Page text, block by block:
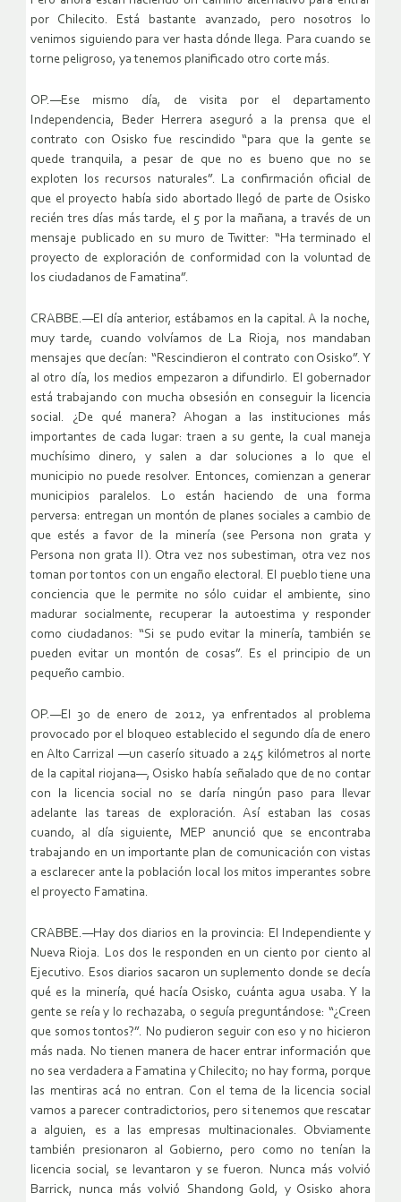
por Chilecito. Está bastante avanzado, pero nosotros lo
venimos siguiendo para ver hasta dónde llega. Para cuando se
torne peligroso, ya tenemos planificado otro corte más.
OP.—Ese mismo día, de visita por el departamento
Independencia, Beder Herrera aseguró a la prensa que el
contrato con Osisko fue rescindido “para que la gente se
quede tranquila, a pesar de que no es bueno que no se
exploten los recursos naturales”. La confirmación oficial de
que el proyecto había sido abortado llegó de parte de Osisko
recién tres días más tarde, el 5 por la mañana, a través de un
mensaje publicado en su muro de Twitter: “Ha terminado el
proyecto de exploración de conformidad con la voluntad de
los ciudadanos de Famatina”.
CRABBE.—El día anterior, estábamos en la capital. A la noche,
muy tarde, cuando volvíamos de La Rioja, nos mandaban
mensajes que decían: “Rescindieron el contrato con Osisko”. Y
al otro día, los medios empezaron a difundirlo. El gobernador
está trabajando con mucha obsesión en conseguir la licencia
social. ¿De qué manera? Ahogan a las instituciones más
importantes de cada lugar: traen a su gente, la cual maneja
muchísimo dinero, y salen a dar soluciones a lo que el
municipio no puede resolver. Entonces, comienzan a generar
municipios paralelos. Lo están haciendo de una forma
perversa: entregan un montón de planes sociales a cambio de
que estés a favor de la minería (see Persona non grata y
Persona non grata II). Otra vez nos subestiman, otra vez nos
toman por tontos con un engaño electoral. El pueblo tiene una
conciencia que le permite no sólo cuidar el ambiente, sino
madurar socialmente, recuperar la autoestima y responder
como ciudadanos: “Si se pudo evitar la minería, también se
pueden evitar un montón de cosas”. Es el principio de un
pequeño cambio.
OP.—El 30 de enero de 2012, ya enfrentados al problema
provocado por el bloqueo establecido el segundo día de enero
en Alto Carrizal —un caserío situado a 245 kilómetros al norte
de la capital riojana—, Osisko había señalado que de no contar
con la licencia social no se daría ningún paso para llevar
adelante las tareas de exploración. Así estaban las cosas
cuando, al día siguiente, MEP anunció que se encontraba
trabajando en un importante plan de comunicación con vistas
a esclarecer ante la población local los mitos imperantes sobre
el proyecto Famatina.
CRABBE.—Hay dos diarios en la provincia: El Independiente y
Nueva Rioja. Los dos le responden en un ciento por ciento al
Ejecutivo. Esos diarios sacaron un suplemento donde se decía
qué es la minería, qué hacía Osisko, cuánta agua usaba. Y la
gente se reía y lo rechazaba, o seguía preguntándose: “¿Creen
que somos tontos?”. No pudieron seguir con eso y no hicieron
más nada. No tienen manera de hacer entrar información que
no sea verdadera a Famatina y Chilecito; no hay forma, porque
las mentiras acá no entran. Con el tema de la licencia social
vamos a parecer contradictorios, pero si tenemos que rescatar
a alguien, es a las empresas multinacionales. Obviamente
también presionaron al Gobierno, pero como no tenían la
licencia social, se levantaron y se fueron. Nunca más volvió
Barrick, nunca más volvió Shandong Gold, y Osisko ahora